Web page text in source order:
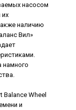
насосом
наличию
Вил»
намного
Balance Wheel
и